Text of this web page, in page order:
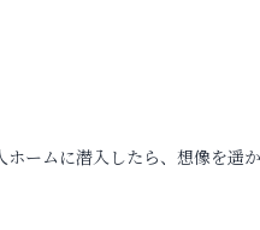
ームに潜入したら、想像を遥